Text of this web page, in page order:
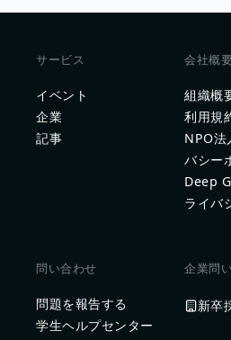
サービス
イベント
企業
記事
会社概
組織概
利用規
NPO
バシー
Deep
ライバ
問い合わせ
問題を報告する
学生ヘルプセンター
企業問
新卒